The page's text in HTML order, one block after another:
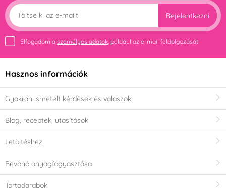
Bejelentkezni
Elfogadom a személyes adatok, például az e-mail feldolgozását
Hasznos információk
Gyakran ismételt kérdések és válaszok
Blog, receptek, utasítások
Letöltéshez
Bevonó anyagfogyasztása
Tortadarabok